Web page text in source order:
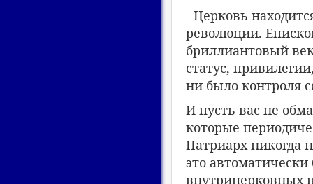
- Церковь
революции.
бриллиантовый
статус,
ни было контроля
И пусть вас не
которые
Патриарх никогда
это
внутрицерковных